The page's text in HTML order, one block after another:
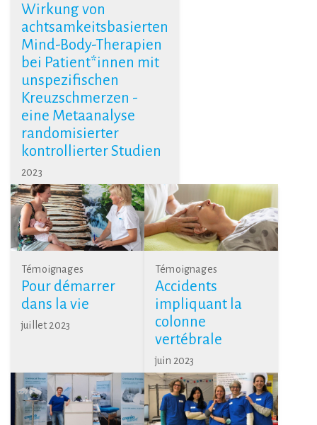
Wirkung von
achtsamkeitsbasierten
Mind-Body-Therapien
bei Patient*innen mit
unspezifischen
Kreuzschmerzen -
eine Metaanalyse
randomisierter
kontrollierter Studien
2023
Témoignages
Pour démarrer
dans la vie
juillet 2023
Témoignages
Accidents
impliquant la
colonne
vertébrale
juin 2023